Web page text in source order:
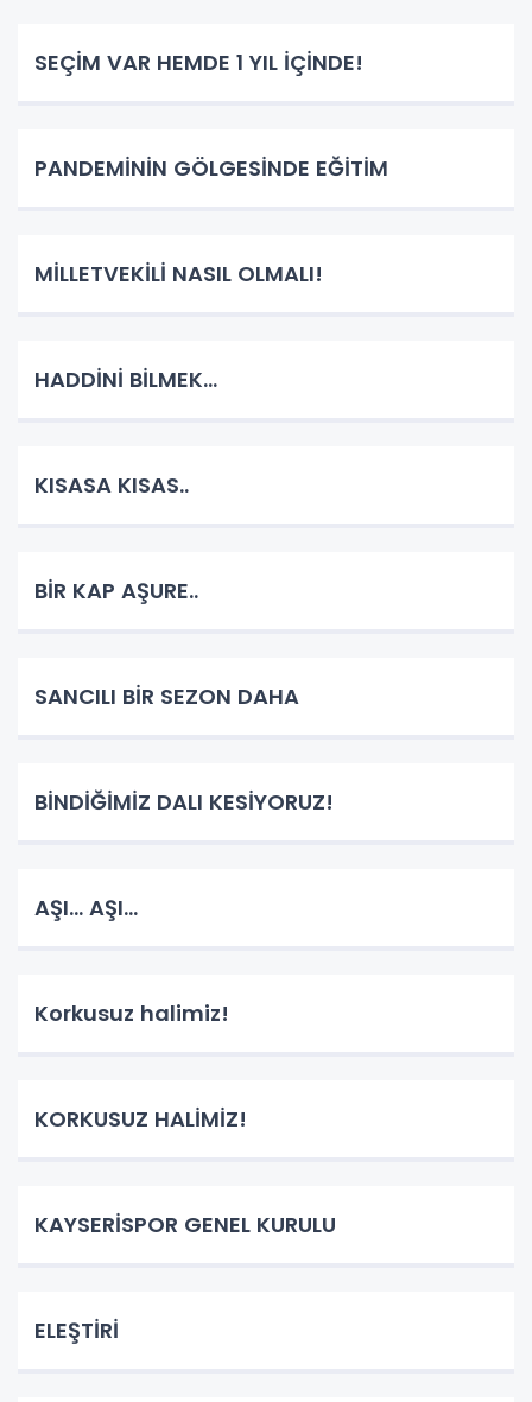
SEÇİM VAR HEMDE 1 YIL İÇİNDE!
PANDEMİNİN GÖLGESİNDE EĞİTİM
MİLLETVEKİLİ NASIL OLMALI!
HADDİNİ BİLMEK...
KISASA KISAS..
BİR KAP AŞURE..
SANCILI BİR SEZON DAHA
BİNDİĞİMİZ DALI KESİYORUZ!
AŞI... AŞI...
Korkusuz halimiz!
KORKUSUZ HALİMİZ!
KAYSERİSPOR GENEL KURULU
ELEŞTİRİ